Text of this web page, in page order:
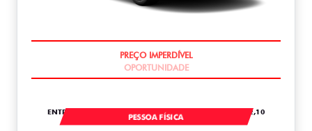
OPORTUNIDADE
ENTRADA DE R$ 67.661,10 +24 PARCELAS DE R$ 6.152,10
PESSOA FÍSICA